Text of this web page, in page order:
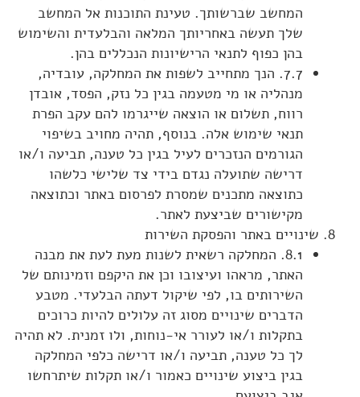
המחשב שברשותך. טעינת התוכנות אל המחשב
שלך תעשה באחריותך המלאה והבלעדית והשימוש
בהן כפוף לתנאי הרישיונות הנכללים בהן.
7.7. הנך מתחייב לשפות את המחלקה, עובדיה,
מנהליה או מי מטעמה בגין כל נזק, הפסד, אובדן
רווח, תשלום או הוצאה שייגרמו להם עקב הפרת
תנאי שימוש אלה. בנוסף, תהיה מחויב בשיפוי
הגורמים הנזכרים לעיל בגין כל טענה, תביעה ו/או
דרישה שתועלה נגדם בידי צד שלישי כלשהו
כתוצאה מתכנים שמסרת לפרסום באתר וכתוצאה
מקישורים שביצעת לאתר.
שינויים באתר והפסקת השירות
8.1. המחלקה רשאית לשנות מעת לעת את מבנה
האתר, מראהו ועיצובו וכן את היקפם וזמינותם של
השירותים בו, לפי שיקול דעתה הבלעדי. מטבע
הדברים שינויים מסוג זה עלולים להיות כרוכים
בתקלות ו/או לעורר אי-נוחות, ולו זמנית. לא תהיה
לך כל טענה, תביעה ו/או דרישה כלפי המחלקה
בגין ביצוע שינויים כאמור ו/או תקלות שיתרחשו